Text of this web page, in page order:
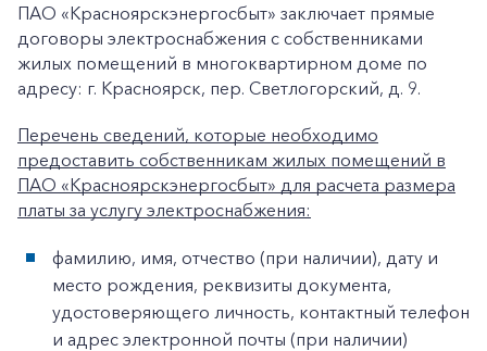
ПАО «Красноярскэнергосбыт» заключает прямые
договоры электроснабжения с собственниками
жилых помещений в многоквартирном доме по
адресу: г. Красноярск, пер. Светлогорский, д. 9.
Перечень сведений, которые необходимо
предоставить собственникам жилых помещений в
ПАО «Красноярскэнергосбыт» для расчета размера
платы за услугу электроснабжения:
фамилию, имя, отчество (при наличии), дату и
место рождения, реквизиты документа,
удостоверяющего личность, контактный телефон
и адрес электронной почты (при наличии)